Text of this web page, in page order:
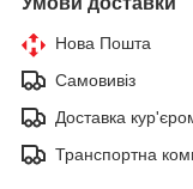
Нова Пошта
Самовивіз
Доставка
Транспортна